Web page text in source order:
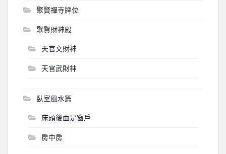
聚賢禪寺牌位
聚賢財神殿
天官文財神
天官武財神
臥室風水篇
床頭後面是窗戶
房中房